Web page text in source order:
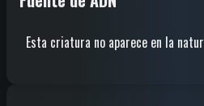
Esta criatura no aparece en la